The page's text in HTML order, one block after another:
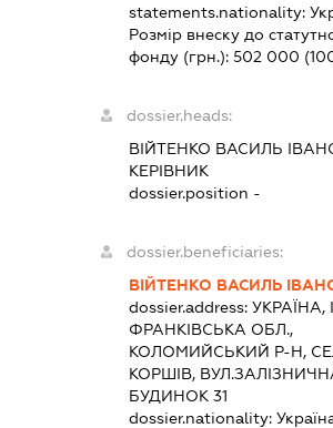
statements.nationality:
Розмір внеску до
фонду (грн.):502 000
dossier.heads:
ВІЙТЕНКО ВАСИЛЬ
КЕРІВНИК
dossier.position -
dossier.beneficiaries:
ВІЙТЕНКО ВАСИЛЬ
dossier.address:УКРАЇНА,
ФРАНКІВСЬКА ОБЛ.,
КОЛОМИЙСЬКИЙ Р-Н,
КОРШІВ,
БУДИНОК 31
dossier.nationality: